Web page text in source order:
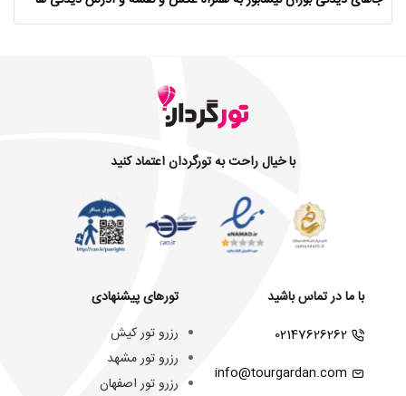
با خیال راحت به تورگردان اعتماد کنید
با ما در تماس باشید
02147626262
info@tourgardan.com
تورهای پیشنهادی
رزرو تور کیش
رزرو تور مشهد
رزرو تور اصفهان